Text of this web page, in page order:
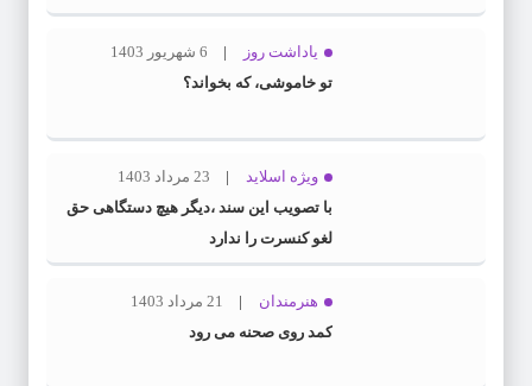
یاداشت روز
6 شهریور 1403
تو خاموشی، که بخواند؟
ویژه اسلاید
23 مرداد 1403
با تصویب این سند ،دیگر هیچ دستگاهی حق
لغو کنسرت را ندارد
هنرمندان
21 مرداد 1403
کمد روی صحنه می رود